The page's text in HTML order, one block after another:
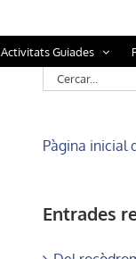
Activitats Guiades
Cerca
Pàgina inicial
Entrades